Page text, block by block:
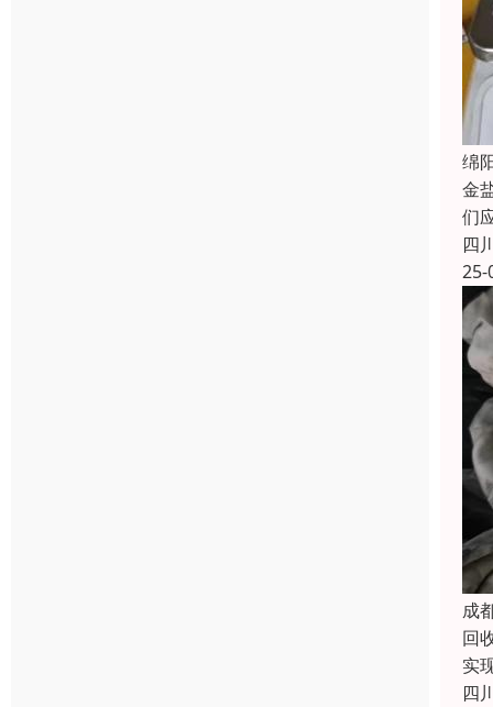
绵
金
们
四
25-
成
回
实
四